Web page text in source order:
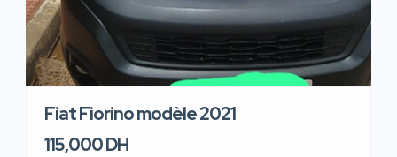
Fiat Fiorino modèle 2021
115,000 DH